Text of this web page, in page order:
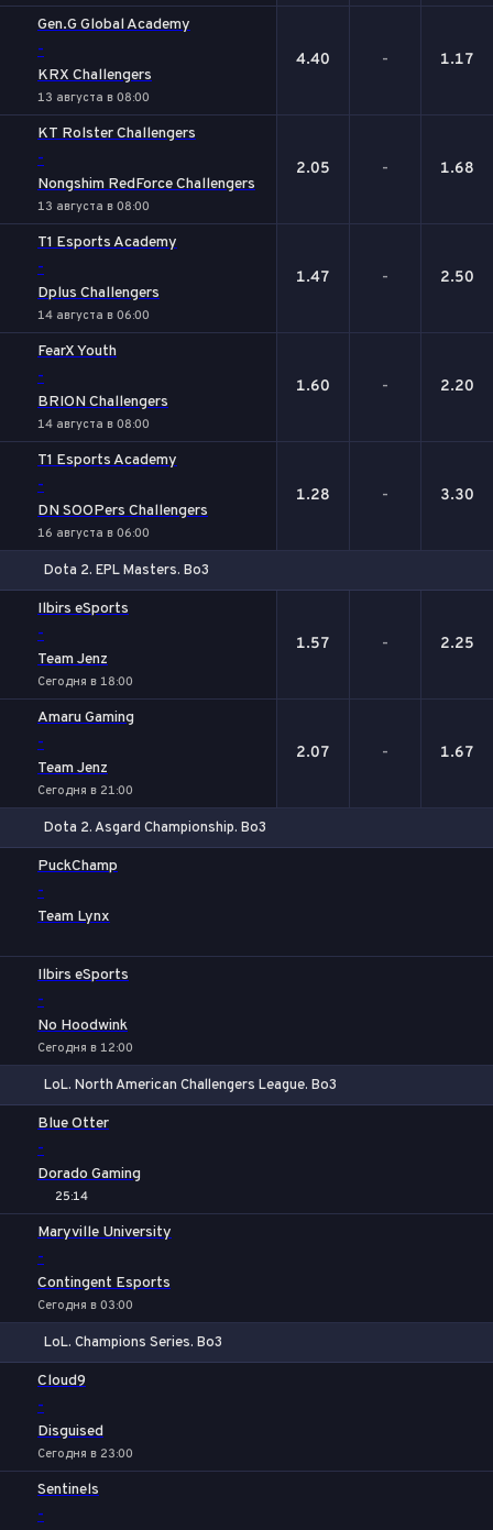
Gen.G Global Academy
-
KRX Challengers
13 августа в 08:00
4.40 - 1.17
KT Rolster Challengers
-
Nongshim RedForce Challengers
13 августа в 08:00
2.05 - 1.68
T1 Esports Academy
-
Dplus Challengers
14 августа в 06:00
1.47 - 2.50
FearX Youth
-
BRION Challengers
14 августа в 08:00
1.60 - 2.20
T1 Esports Academy
-
DN SOOPers Challengers
16 августа в 06:00
1.28 - 3.30
Dota 2. EPL Masters. Bo3
Ilbirs eSports
-
Team Jenz
Сегодня в 18:00
1.57 - 2.25
Amaru Gaming
-
Team Jenz
Сегодня в 21:00
2.07 - 1.67
Dota 2. Asgard Championship. Bo3
PuckChamp
-
Team Lynx
Ilbirs eSports
-
No Hoodwink
Сегодня в 12:00
LoL. North American Challengers League. Bo3
Blue Otter
-
Dorado Gaming
25:14
Maryville University
-
Contingent Esports
Сегодня в 03:00
LoL. Champions Series. Bo3
Cloud9
-
Disguised
Сегодня в 23:00
Sentinels
-